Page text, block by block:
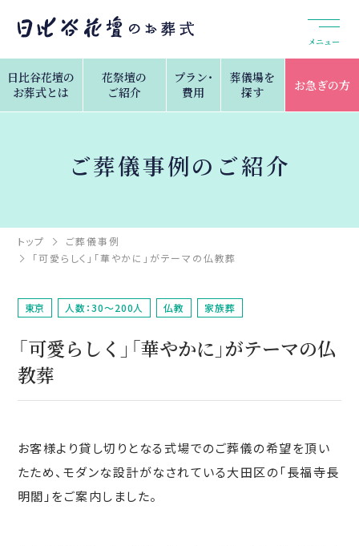
メニュー
日比谷花壇の
お葬式とは
花祭壇の
ご紹介
プラン・
費用
葬儀場を
探す
お急ぎの方
ご葬儀事例のご紹介
トップ
ご葬儀事例
「可愛らしく」「華やかに」がテーマの仏教葬
東京 人数：30～200人 仏教 家族葬
「可愛らしく」「華やかに」がテーマの仏
教葬
お客様より貸し切りとなる式場でのご葬儀の希望を頂い
たため、モダンな設計がなされている大田区の「長福寺長
明閣」をご案内しました。